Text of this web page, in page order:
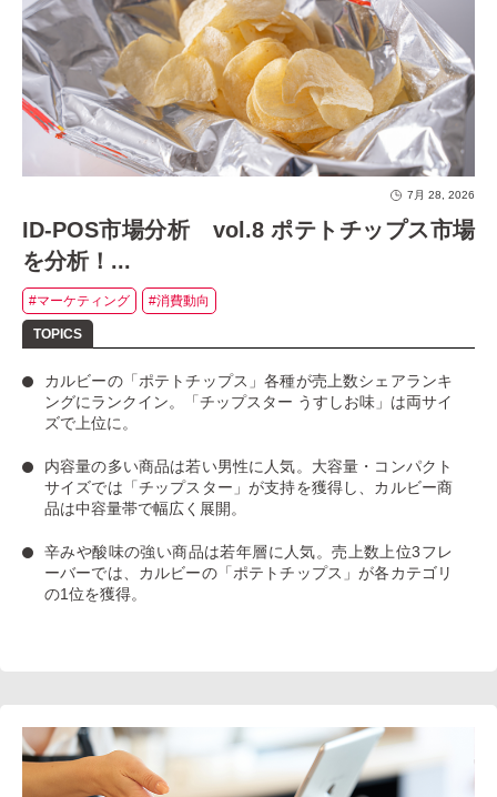
7月 28, 2026
ID-POS市場分析 vol.8 ポテトチップス市場
を分析！...
#マーケティング #消費動向
カルビーの「ポテトチップス」各種が売上数シェアランキ
ングにランクイン。
「チップスター うすしお味」 は両サイ
ズで上位に。
内容量の多い商品は若い男性に人気。大容量・コンパクト
サイズでは「チップスター」が支持を獲得し、カルビー商
品は中容量帯で幅広く展開。
辛みや酸味の強い商品は若年層に人気。売上数上位3フレ
ーバーでは、カルビーの「ポテトチップス」が各カテゴリ
の1位を獲得。